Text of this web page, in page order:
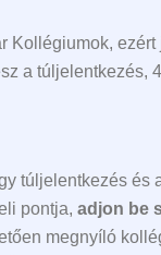
Kollégiumok, ezért
a túljelentkezés,
túljelentkezés és
pontja, adjon be
megnyíló